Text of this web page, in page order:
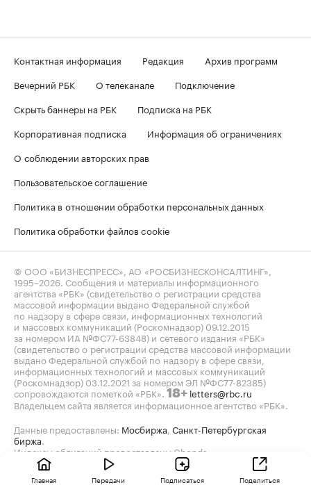
Контактная информация Редакция
Архив программ
Вечерний РБК
О телеканале
Подключение
Скрыть баннеры на РБК
Подписка на РБК
Корпоративная подписка
Информация об ограничениях
О соблюдении авторских прав
Пользовательское соглашение
Политика в отношении обработки персональных данных
Политика обработки файлов cookie
© ООО «БИЗНЕСПРЕСС», АО «РОСБИЗНЕСКОНСАЛТИНГ»,
1995–2026 . Сообщения и материалы информационного
агентства «РБК» (свидетельство о регистрации средства
массовой информации выдано Федеральной службой
по надзору в сфере связи, информационных технологий
и массовых коммуникаций (Роскомнадзор) 09.12.2015
за номером ИА №ФС77-63848) и сетевого издания «РБК»
(свидетельство о регистрации средства массовой информации
выдано Федеральной службой по надзору в сфере связи,
информационных технологий и массовых коммуникаций
(Роскомнадзор) 03.12.2021 за номером ЭЛ №ФС77-82385)
сопровождаются пометкой «РБК». 18+ letters@rbc.ru
Владельцем сайта является информационное агентство «РБК».
Данные предоставлены: Мосбиржа Санкт-Петербургская
биржа
Индексы облигаций предоставлены Cbonds.
Главная Передачи Подписаться Поделиться